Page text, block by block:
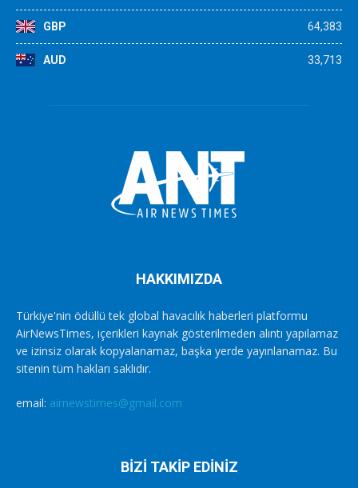
GBP 64,383
AUD 33,713
HAKKIMIZDA
Türkiye'nin ödüllü tek global havacılık haberleri platformu
AirNewsTimes, içerikleri kaynak gösterilmeden alıntı yapılamaz
ve izinsiz olarak kopyalanamaz, başka yerde yayınlanamaz. Bu
sitenin tüm hakları saklıdır.
email: airnewstimes@gmail.com
BİZİ TAKİP EDİNİZ